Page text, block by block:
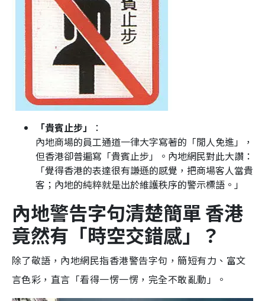
「貴賓止步」
：
內地商場的員工通道一律大字寫著的「閒人免進」，
但香港卻普遍寫「貴賓止步」。內地網民對此大讚：
「覺得香港的表達很有謙遜的感覺，把商場客人當貴
客；內地的純粹就是出於維護秩序的警示標語。」
內地警告字句清楚簡單 香港
竟然有「時空交錯感」？
除了敬語，內地網民指香港警告字句，簡短有力、富文
言色彩，直言「看得一愣一愣，完全不敢亂動」。